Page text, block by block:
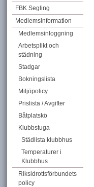
FBK Segling
Medlemsinformation
Medlemsinloggning
Arbetsplikt och
städning
Stadgar
Bokningslista
Miljöpolicy
Prislista / Avgifter
Båtplatskö
Klubbstuga
Städlista klubbhus
Temperaturer i
Klubbhus
Riksidrottsförbundets
policy